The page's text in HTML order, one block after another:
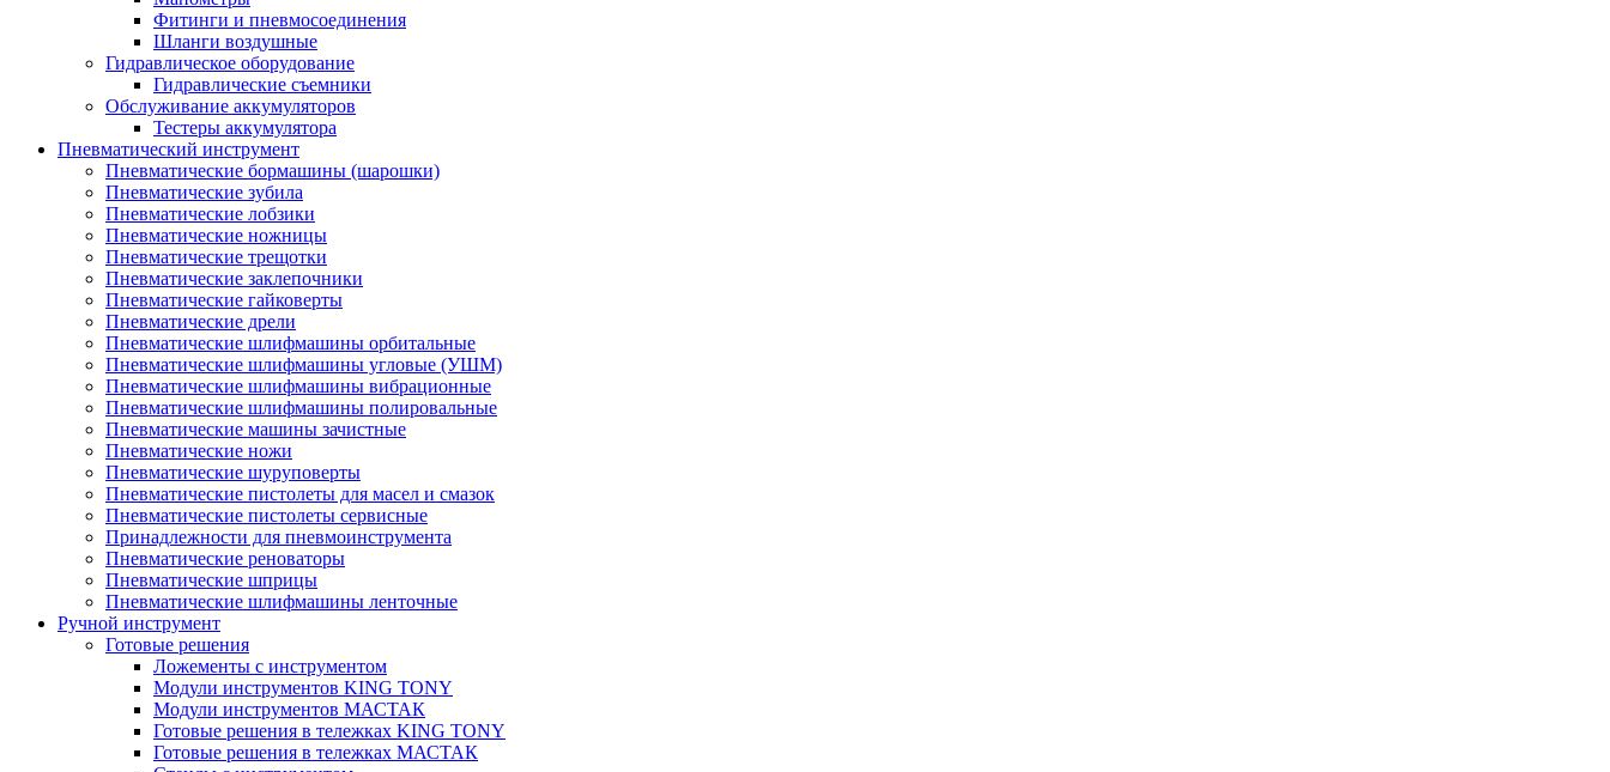
Фитинги и пневмосоединения
Шланги воздушные
Гидравлическое оборудование
Гидравлические съемники
Обслуживание аккумуляторов
Тестеры аккумулятора
Пневматический инструмент
Пневматические бормашины (шарошки)
Пневматические зубила
Пневматические лобзики
Пневматические ножницы
Пневматические трещотки
Пневматические заклепочники
Пневматические гайковерты
Пневматические дрели
Пневматические шлифмашины орбитальные
Пневматические шлифмашины угловые (УШМ)
Пневматические шлифмашины вибрационные
Пневматические шлифмашины полировальные
Пневматические машины зачистные
Пневматические ножи
Пневматические шуруповерты
Пневматические пистолеты для масел и смазок
Пневматические пистолеты сервисные
Принадлежности для пневмоинструмента
Пневматические реноваторы
Пневматические шприцы
Пневматические шлифмашины ленточные
Ручной инструмент
Готовые решения
Ложементы с инструментом
Модули инструментов KING TONY
Модули инструментов МАСТАК
Готовые решения в тележках KING TONY
Готовые решения в тележках МАСТАК